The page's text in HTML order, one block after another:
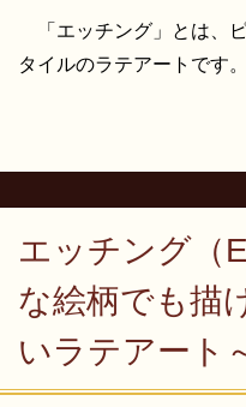
「エッチング」とは、
タイルのラテアートで
エッチング
な絵柄でも描
いラテアート